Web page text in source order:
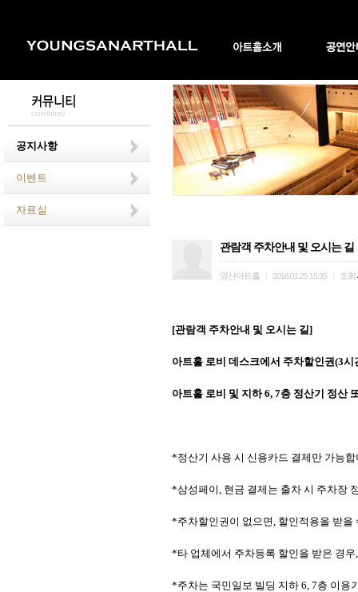
공지사항
이벤트
자료실
관람객 주차안내 및 오시는 길
영산아트홀 2016.01.25 15:35 조회
[관람객 주차안내 및 오시는 길]
아트홀 로비 데스크에서 주차할인권(3
아트홀 로비 및 지하 6, 7층 정산기 정산
*정산기 사용 시 신용카드 결제만 가능
*삼성페이, 현금 결제는 출차 시 주차장
*주차할인권이 없으면, 할인적용을 받을
*타 업체에서 주차등록 할인을 받은 경
*주차는 국민일보 빌딩 지하 6, 7층 이용